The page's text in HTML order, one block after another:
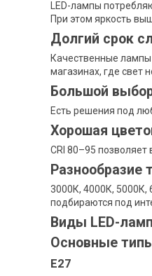
LED-лампы
При этом яркость
Долгий срок
Качественные
магазинах, где свет
Большой
Есть решения под
Хорошая
CRI 80–95
Разнообразие
3000К, 4000К, 5000К,
подбираются под
Виды LED-
Основные
Е27